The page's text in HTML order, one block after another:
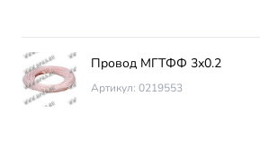
Провод МГТФФ 3х0.2
Артикул: 0219553